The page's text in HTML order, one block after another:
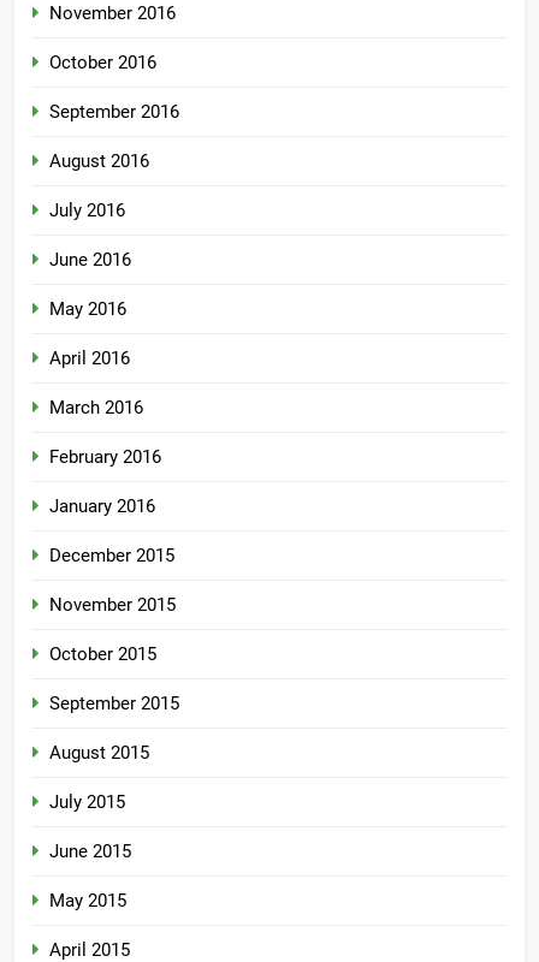
November 2016
October 2016
September 2016
August 2016
July 2016
June 2016
May 2016
April 2016
March 2016
February 2016
January 2016
December 2015
November 2015
October 2015
September 2015
August 2015
July 2015
June 2015
May 2015
April 2015